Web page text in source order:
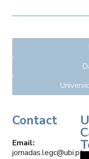
Contact
Email:
jornadas.legc@ubi.pt